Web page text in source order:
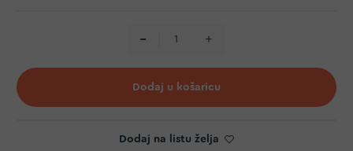
Dodaj u košaricu
Dodaj na listu želja